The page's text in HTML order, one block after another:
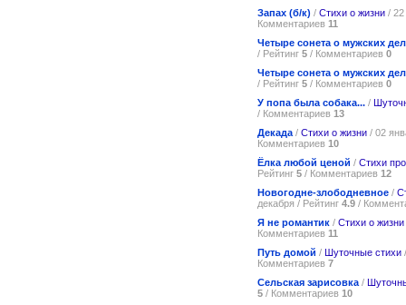
Запах (б/к) / Стихи о жизни /
Комментариев 11
Четыре сонета о мужских
/ Рейтинг 5 / Комментариев 0
Четыре сонета о мужских
/ Рейтинг 5 / Комментариев 0
У попа была собака... /
/ Комментариев 13
Декада / Стихи о жизни / 02
Комментариев 10
Ёлка любой ценой / Стихи
Рейтинг 5 / Комментариев 12
Новогодне-злободневное /
декабря / Рейтинг 4.9 /
Я не романтик / Стихи о жизни
Комментариев 11
Путь домой / Шуточные стихи
Комментариев 7
Сельская зарисовка /
5 / Комментариев 10